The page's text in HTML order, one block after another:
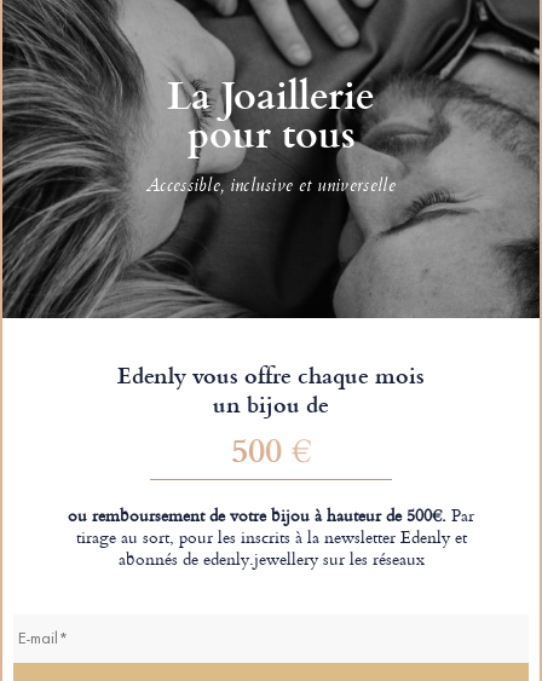
La Joaillerie
pour tous
Accessible, inclusive et universelle
Edenly vous offre chaque mois
un bijou de
500 €
ou remboursement de votre bijou à hauteur de 500€.Par
tirage au sort, pour les inscrits à la newsletter Edenly et
abonnés de edenly.jewellery sur les réseaux